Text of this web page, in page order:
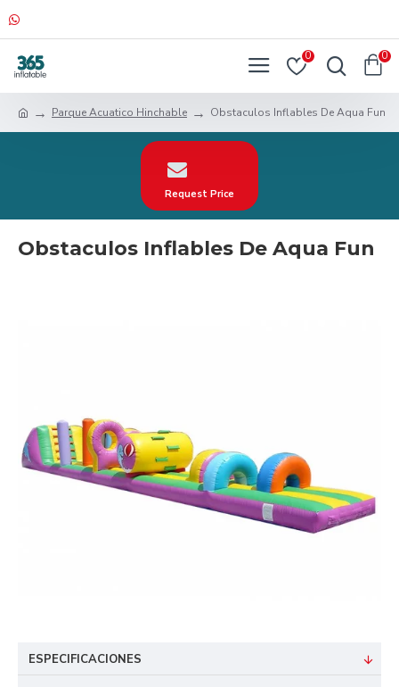
0 0
Parque Acuatico Hinchable Obstaculos Inflables De Aqua Fun
Request Price
Obstaculos Inflables De Aqua Fun
ESPECIFICACIONES